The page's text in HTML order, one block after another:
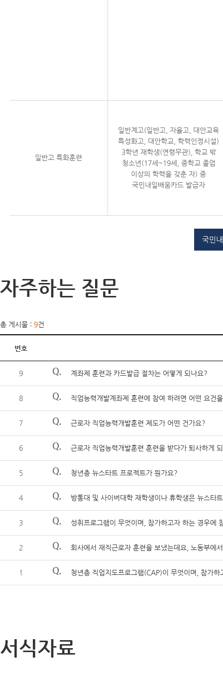
일반고 특화훈련
일반계고(일반고, 자율고, 대안교육
특성화고, 대안학교, 학력인정시설)
3학년 재학생(연령무관), 학교 밖
청소년(17세~19세, 중학교 졸업
이상의 학력을 갖춘 자) 중
국민내일배움카드 발급자
국민
자주하는 질문
총 게시물 : 9건
번호
9 Q. 계좌제 훈련과 카드발급 절차는 어떻게 되나요?
8 Q. 직업능력개발계좌제 훈련에 참여 하려면 어떤 요건
7 Q. 근로자 직업능력개발훈련 제도가 어떤 건가요?
6 Q. 근로자 직업능력개발훈련 훈련을 받다가 퇴사하게
5 Q. 청년층 뉴스타트 프로젝트가 뭔가요?
4 Q. 방통대 및 사이버대학 재학생이나 휴학생은 뉴스타
3 Q. 성취프로그램이 무엇이며, 참가하고자 하는 경우에
2 Q. 회사에서 재직근로자 훈련을 보냈는데요, 노동부에
1 Q. 청년층 직업지도프로그램(CAP)이 무엇이며, 참가
서식자료